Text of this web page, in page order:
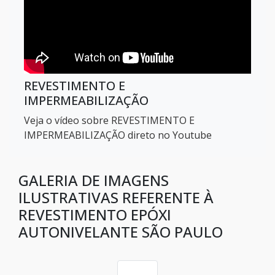
Revestimento epóxi autonivelante
Revestimento epóxi autonivelante Campinas
Revestimento epóxi autonivelante Guarulhos
Revestimento epóxi autonivelante Ribeirão
Preto
Revestimento epóxi autonivelante Santo André
REVESTIMENTO E
IMPERMEABILIZAÇÃO
Veja o vídeo sobre REVESTIMENTO E
IMPERMEABILIZAÇÃO direto no Youtube
GALERIA DE IMAGENS
ILUSTRATIVAS REFERENTE À
REVESTIMENTO EPÓXI
AUTONIVELANTE SÃO PAULO